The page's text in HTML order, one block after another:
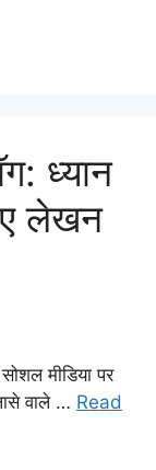
ध्यान
लेखन
मीडिया पर
वाले … Read